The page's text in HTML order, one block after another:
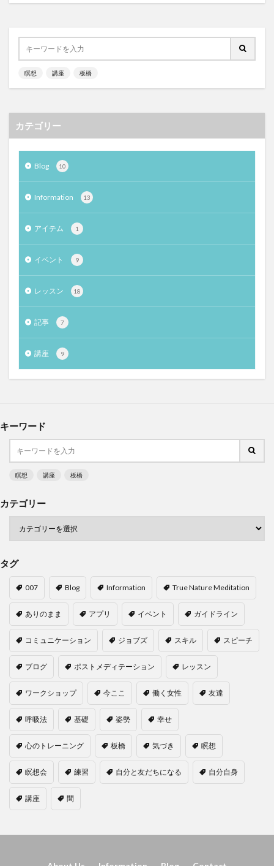
瞑想 講座 板橋
カテゴリー
Blog 10
Information 13
アイテム 1
イベント 9
レッスン 18
記事 7
講座 9
キーワード
瞑想 講座 板橋
カテゴリー
タグ
007 Blog Information True Nature Meditation
ありのまま アプリ イベント ガイドライン
コミュニケーション ジョブズ スキル スピーチ
ブログ ポストメディテーション レッスン
ワークショップ 今ここ 働く女性 友達
呼吸法 基礎 姿勢 幸せ
心のトレーニング 板橋 気づき 瞑想
瞑想会 練習 自分と友だちになる 自分自身
講座 間